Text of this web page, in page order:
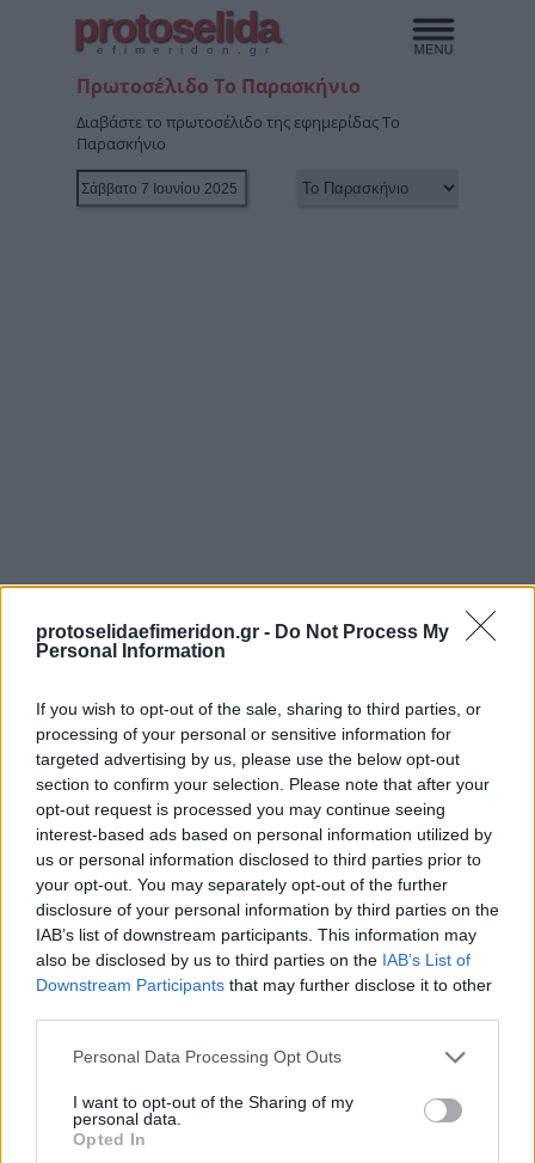
protoselidaefimeridon.gr - Do Not Process My
Personal Information
If you wish to opt-out of the sale, sharing to third parties, or
processing of your personal or sensitive information for
targeted advertising by us, please use the below opt-out
section to confirm your selection. Please note that after your
opt-out request is processed you may continue seeing
interest-based ads based on personal information utilized by
us or personal information disclosed to third parties prior to
your opt-out. You may separately opt-out of the further
disclosure of your personal information by third parties on the
IAB’s list of downstream participants. This information may
also be disclosed by us to third parties on the IAB’s List of
Downstream Participants that may further disclose it to other
Please note that this website/app uses one or more Google
not limited to your visit or usage behaviour. You may click to
grant or deny consent to Google and its third-party tags to
use your data for below specified purposes in below Google
Personal Data Processing Opt Outs
I want to opt-out of the Sharing of my
personal data.
Opted In
protoselida
efimeridon.gr
Πρωτοσέλιδο Το Παρασκήνιο
Διαβάστε το πρωτοσέλιδο της εφημερίδας Το
Παρασκήνιο
Προηγούμενη
Παραπολιτικά
Επόμενη
Χτύπος